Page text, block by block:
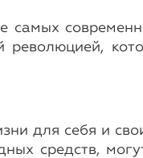
самых
для себя и
средств,